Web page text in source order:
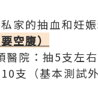
家的抽血和妊
空腹）
醫院：抽5支左
支（基本測試